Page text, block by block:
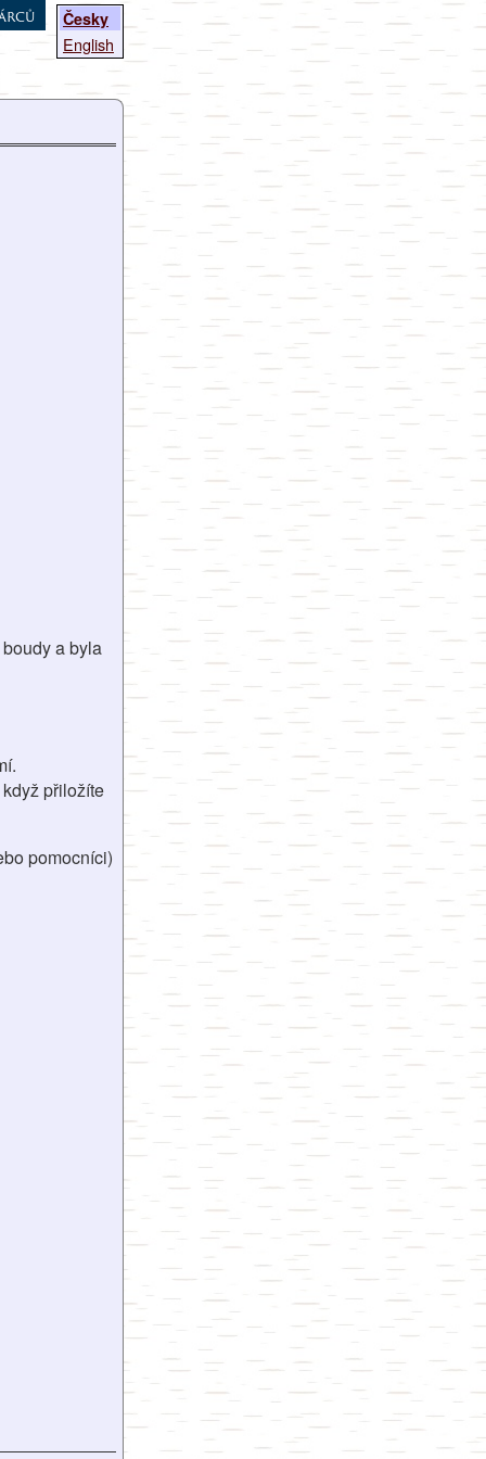
Česky
English
a byla
přiložíte
pomocníci)